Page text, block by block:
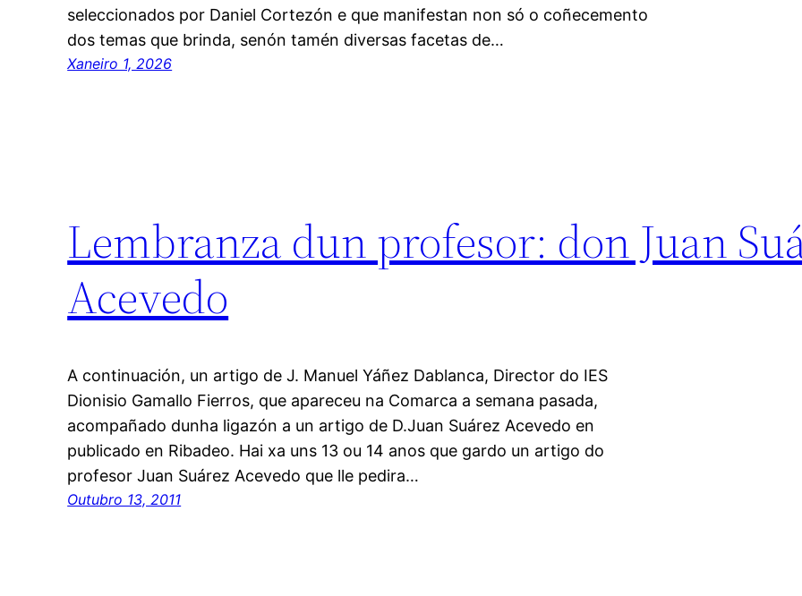
seleccionados por Daniel Cortezón e que manifestan non só o coñecemento
dos temas que brinda, senón tamén diversas facetas de…
Xaneiro 1, 2026
Lembranza dun profesor: don Juan
Acevedo
A continuación, un artigo de J. Manuel Yáñez Dablanca, Director do IES
Dionisio Gamallo Fierros, que apareceu na Comarca a semana pasada,
acompañado dunha ligazón a un artigo de D.Juan Suárez Acevedo en
publicado en Ribadeo. Hai xa uns 13 ou 14 anos que gardo un artigo do
profesor Juan Suárez Acevedo que lle pedira…
Outubro 13, 2011